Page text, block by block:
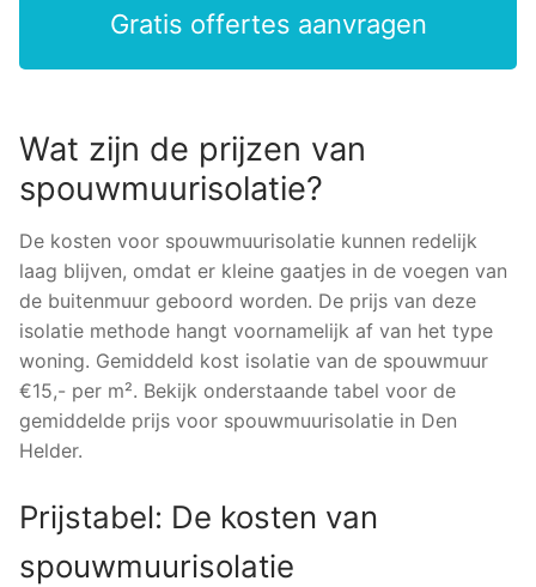
Gratis offertes aanvragen
Wat zijn de prijzen van
spouwmuurisolatie?
De kosten voor spouwmuurisolatie kunnen redelijk
laag blijven, omdat er kleine gaatjes in de voegen van
de buitenmuur geboord worden. De prijs van deze
isolatie methode hangt voornamelijk af van het type
woning. Gemiddeld kost isolatie van de spouwmuur
€15,- per m². Bekijk onderstaande tabel voor de
gemiddelde prijs voor spouwmuurisolatie in Den
Helder.
Prijstabel: De kosten van
spouwmuurisolatie